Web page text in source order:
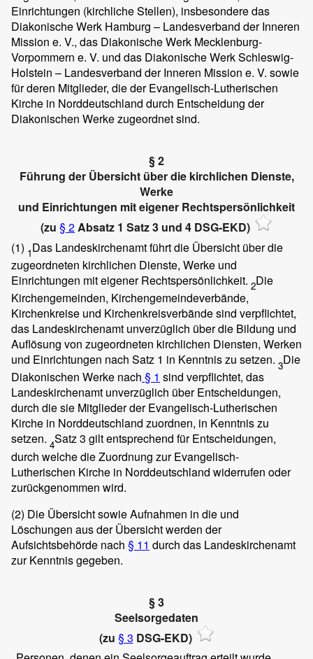
Einrichtungen (kirchliche Stellen), insbesondere das
Diakonische Werk Hamburg – Landesverband der Inneren
Mission e. V., das Diakonische Werk Mecklenburg-
Vorpommern e. V. und das Diakonische Werk Schleswig-
Holstein – Landesverband der Inneren Mission e. V. sowie
für deren Mitglieder, die der Evangelisch-Lutherischen
Kirche in Norddeutschland durch Entscheidung der
Diakonischen Werke zugeordnet sind.
§ 2
Führung der Übersicht über die kirchlichen Dienste,
Werke
und Einrichtungen mit eigener Rechtspersönlichkeit
(zu § 2Absatz 1 Satz 3 und 4 DSG-EKD)
(1) 1Das Landeskirchenamt führt die Übersicht über die
zugeordneten kirchlichen Dienste, Werke und
Einrichtungen mit eigener Rechtspersönlichkeit. 2Die
Kirchengemeinden, Kirchengemeindeverbände,
Kirchenkreise und Kirchenkreisverbände sind verpflichtet,
das Landeskirchenamt unverzüglich über die Bildung und
Auflösung von zugeordneten kirchlichen Diensten, Werken
und Einrichtungen nach Satz 1 in Kenntnis zu setzen. 3Die
Diakonischen Werke nach § 1 sind verpflichtet, das
Landeskirchenamt unverzüglich über Entscheidungen,
durch die sie Mitglieder der Evangelisch-Lutherischen
Kirche in Norddeutschland zuordnen, in Kenntnis zu
setzen. 4Satz 3 gilt entsprechend für Entscheidungen,
durch welche die Zuordnung zur Evangelisch-
Lutherischen Kirche in Norddeutschland widerrufen oder
zurückgenommen wird.
(2) Die Übersicht sowie Aufnahmen in die und
Löschungen aus der Übersicht werden der
Aufsichtsbehörde nach § 11 durch das Landeskirchenamt
zur Kenntnis gegeben.
§ 3
Seelsorgedaten
(zu § 3 DSG-EKD)